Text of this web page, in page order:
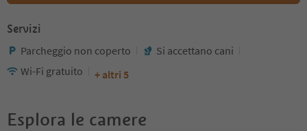
Servizi
Parcheggio non coperto
Si accettano cani
Wi-Fi gratuito
+ altri 5
Esplora le camere